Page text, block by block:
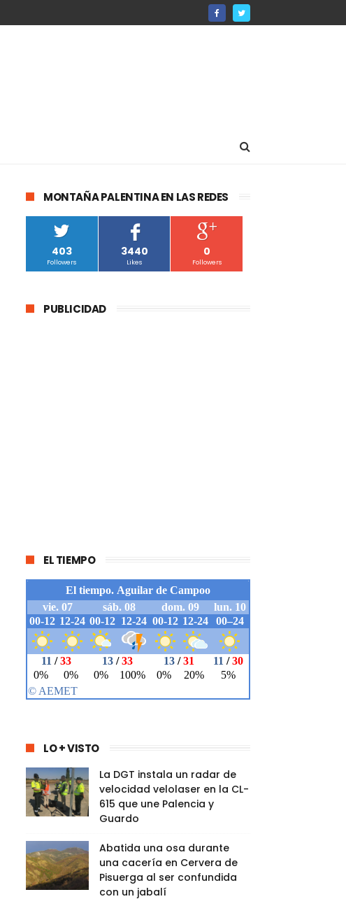
MONTAÑA PALENTINA EN LAS REDES
403
Followers
3440
Likes
0
Followers
PUBLICIDAD
EL TIEMPO
LO + VISTO
La DGT instala un radar de
velocidad velolaser en la CL-
615 que une Palencia y
Guardo
Abatida una osa durante
una cacería en Cervera de
Pisuerga al ser confundida
con un jabalí